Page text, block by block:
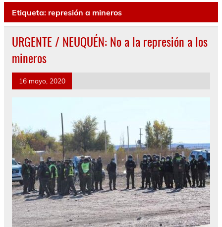
Etiqueta: represión a mineros
URGENTE / NEUQUÉN: No a la represión a los
mineros
16 mayo, 2020